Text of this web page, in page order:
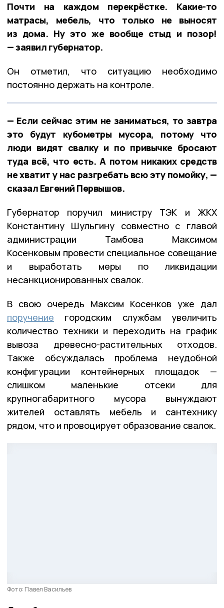
Почти на каждом перекрёстке. Какие-то
матрасы, мебель, что только не выносят
из дома. Ну это же вообще стыд и позор!
— заявил губернатор.
Он отметил, что ситуацию необходимо
постоянно держать на контроле.
— Если сейчас этим не заниматься, то завтра
это будут кубометры мусора, потому что
люди видят свалку и по привычке бросают
туда всё, что есть. А потом никаких средств
не хватит у нас разгребать всю эту помойку, —
сказал Евгений Первышов.
Губернатор поручил министру ТЭК и ЖКХ
Константину Шульгину совместно с главой
администрации Тамбова Максимом
Косенковым провести специальное совещание
и выработать меры по ликвидации
несанкционированных свалок.
В свою очередь Максим Косенков уже дал
поручение городским службам увеличить
количество техники и переходить на график
вывоза древесно-растительных отходов.
Также обсуждалась проблема неудобной
конфигурации контейнерных площадок —
слишком маленькие отсеки для
крупногабаритного мусора вынуждают
жителей оставлять мебель и сантехнику
рядом, что и провоцирует образование свалок.
Фото: Павел Васильев